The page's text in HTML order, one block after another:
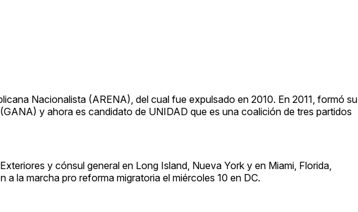
Nacionalista (ARENA), del cual fue expulsado en 2010. En 2011, formó su
y ahora es candidato de UNIDAD que es una coalición de tres partidos
y cónsul general en Long Island, Nueva York y en Miami, Florida,
la marcha pro reforma migratoria el miércoles 10 en DC.